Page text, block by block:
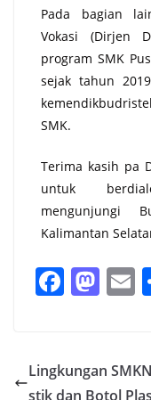
Pada bagian
Vokasi (Dirjen
program SMK
sejak tahun
SMK.
Terima kasih pa
untuk
mengunjungi
Kalimantan
F
e
M
o
E
l
Lingkungan
stik dan Botol